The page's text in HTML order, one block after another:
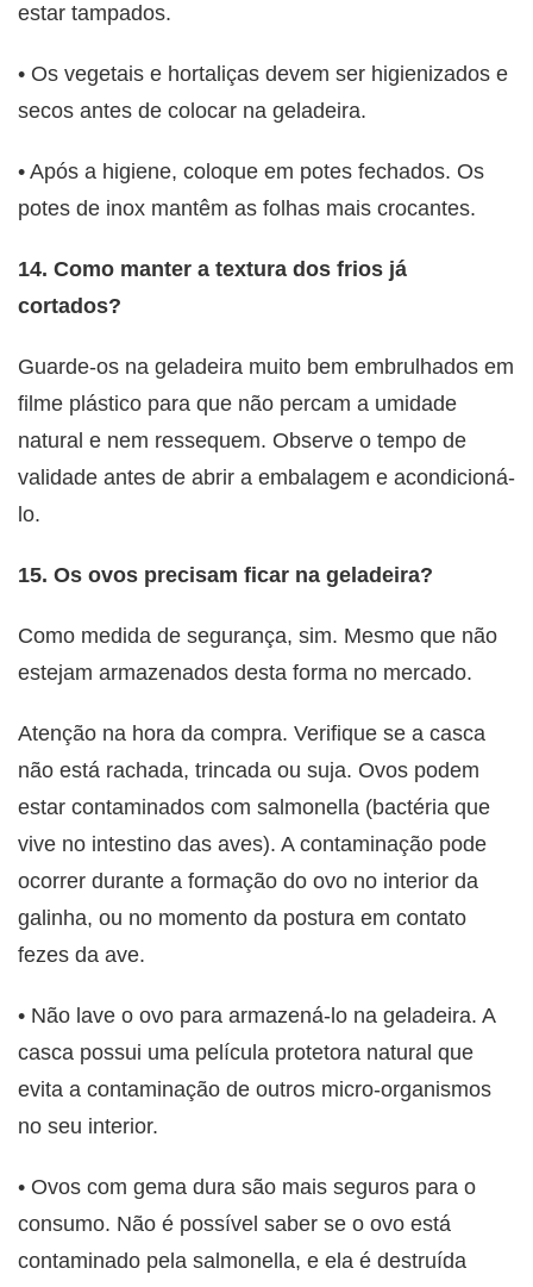
estar tampados.
• Os vegetais e hortaliças devem ser higienizados e
secos antes de colocar na geladeira.
• Após a higiene, coloque em potes fechados. Os
potes de inox mantêm as folhas mais crocantes.
14. Como manter a textura dos frios já
cortados?
Guarde-os na geladeira muito bem embrulhados em
filme plástico para que não percam a umidade
natural e nem ressequem. Observe o tempo de
validade antes de abrir a embalagem e acondicioná-
lo.
15. Os ovos precisam ficar na geladeira?
Como medida de segurança, sim. Mesmo que não
estejam armazenados desta forma no mercado.
Atenção na hora da compra. Verifique se a casca
não está rachada, trincada ou suja. Ovos podem
estar contaminados com salmonella (bactéria que
vive no intestino das aves). A contaminação pode
ocorrer durante a formação do ovo no interior da
galinha, ou no momento da postura em contato
fezes da ave.
• Não lave o ovo para armazená-lo na geladeira. A
casca possui uma película protetora natural que
evita a contaminação de outros micro-organismos
no seu interior.
• Ovos com gema dura são mais seguros para o
consumo. Não é possível saber se o ovo está
contaminado pela salmonella, e ela é destruída